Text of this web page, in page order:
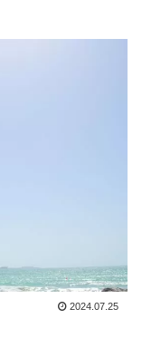
2024.07.25